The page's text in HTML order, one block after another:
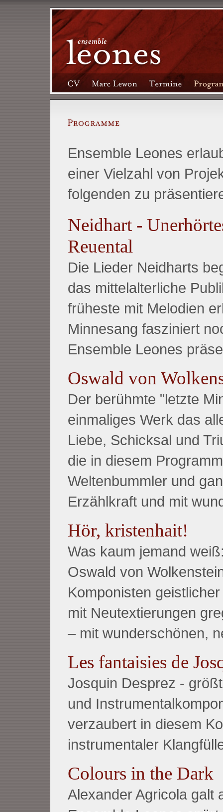
Ensemble Leones
einer Vielzahl von
folgenden zu
Neidhart -
Reuental
Die Lieder Neidharts
das mittelalterliche
früheste mit Melodien
Minnesang fasziniert
Ensemble Leones
Oswald von
Der berühmte "letzte
einmaliges Werk das
Liebe, Schicksal und
die in diesem
Weltenbummler und
Erzählkraft und mit
Hör, kristenhait!
Was kaum jemand
Oswald von
Komponisten
mit Neutextierungen
– mit wunderschönen,
Les fantaisies de
Josquin Desprez -
und
verzaubert in diesem
instrumentaler
Colours in the Dark
Alexander Agricola galt